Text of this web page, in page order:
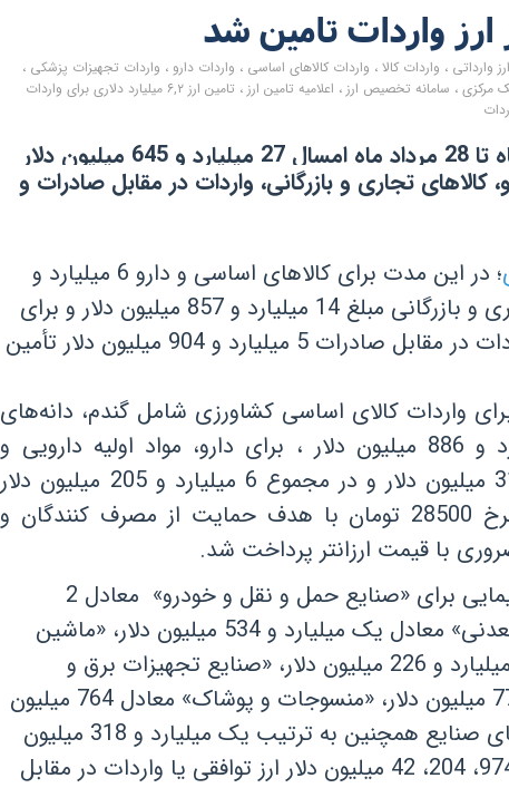
ارز وارداتی ، واردات کالا، واردات کالاهای اساسی ، واردات دارو ، واردات تجهیزات پزشکی ،
مرکزی، سامانه تخصیص ارز ، اعلامیه تامین ارز ،
تامین ارز ۶,۲ میلیارد دلاری برای واردات
ارز - بانک مرکزی از اول فروردین ماه تا 28 مرداد ماه امسال 27 میلیارد و 645 میلیون دلار
کالاهای تجاری و بازرگانی، واردات در مقابل صادرات و
؛ ‌در این مدت برای کالاهای اساسی و دارو 6 میلیارد و
205 میلیون دلار، ‌برای کالاهای تجاری و بازرگانی مبلغ 14 میلیارد و 857 میلیون دلار و برای
خدمات 679 میلیون دلار و برای واردات در مقابل صادرات 5 میلیارد و 904 میلیون دلار تأمین
واردات کالای اساسی کشاورزی شامل گندم، دانه‌های
روغنی و نهاده‌های دامی 4 میلیارد و 886 میلیون دلار ، برای دارو، مواد اولیه دارویی و
تجهیزات پزشکی یک میلیارد و 319 میلیون دلار و در مجموع 6 میلیارد و 205 میلیون دلار
برای کالای اساسی و دارو ارز با نرخ 28500 تومان با هدف حمایت از مصرف کنندگان و
با قیمت ارزانتر پرداخت شد.
این گزارش حاکی است تامین ارز نیمایی برای «صنایع حمل و نقل و خودرو» معادل 2
میلیارد و 63 میلیون دلار، «صنایع معدنی» معادل یک میلیارد و 534 میلیون دلار، «ماشین
آلات و تجهیزات تولید» معادل یک میلیارد و 226 میلیون دلار، «صنایع تجهیزات برق و
الکترونیک» معادل یک میلیارد و 779 میلیون دلار، «منسوجات و پوشاک» معادل 764 میلیون
دلار صورت گرفته است. این گروه های صنایع همچنین به ترتیب یک میلیارد و 318 میلیون
دلار،یک میلیارد و 25 میلیون دلار، 974، 204، 42 میلیون دلار ارز توافقی یا واردات در مقابل